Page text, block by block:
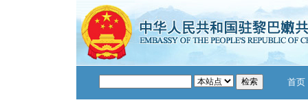
首页